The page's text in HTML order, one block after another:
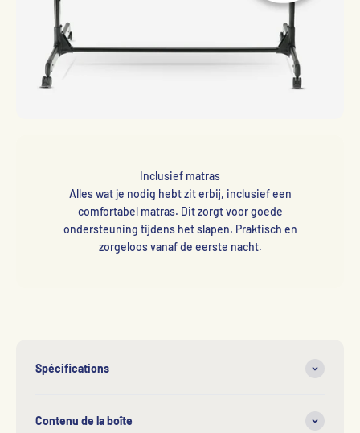
Inclusief matras
Alles wat je nodig hebt zit erbij, inclusief een
comfortabel matras. Dit zorgt voor goede
ondersteuning tijdens het slapen. Praktisch en
zorgeloos vanaf de eerste nacht.
Spécifications
Contenu de la boîte